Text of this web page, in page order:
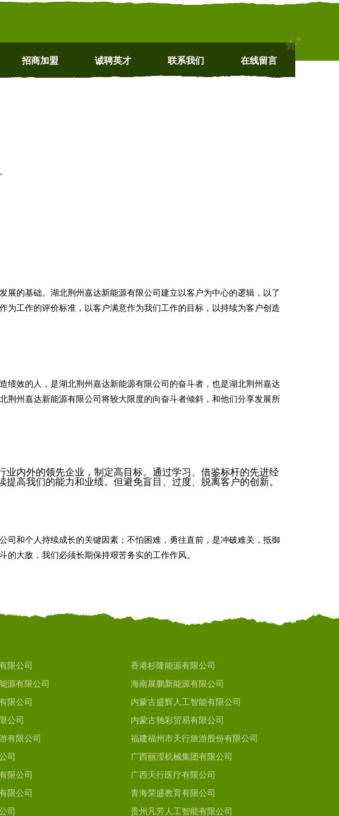
招商加盟 诚聘英才 联系我们 在线留言
展的基础。湖北荆州嘉达新能源有限公司建立以客户为中心的逻辑，以了
为工作的评价标准，以客户满意作为我们工作的目标，以持续为客户创造
绩效的人，是湖北荆州嘉达新能源有限公司的奋斗者，也是湖北荆州嘉达
荆州嘉达新能源有限公司将较大限度的向奋斗者倾斜，和他们分享发展所
业内外的领先企业，制定高目标。通过学习、借鉴标杆的先进经
高我们的能力和业绩。但避免盲目、过度、脱离客户的创新。
司和个人持续成长的关键因素；不怕困难，勇往直前，是冲破难关，抵御
的大敌，我们必须长期保持艰苦务实的工作作风。
限公司
香港杉隆能源有限公司
源有限公司
海南展鹏新能源有限公司
限公司
内蒙古盛辉人工智能有限公司
公司
内蒙古驰彩贸易有限公司
有限公司
福建福州市天行旅游股份有限公司
司
广西丽滢机械集团有限公司
限公司
广西天行医疗有限公司
限公司
青海荣盛教育有限公司
司 贵州凡芳人工智能有限公司